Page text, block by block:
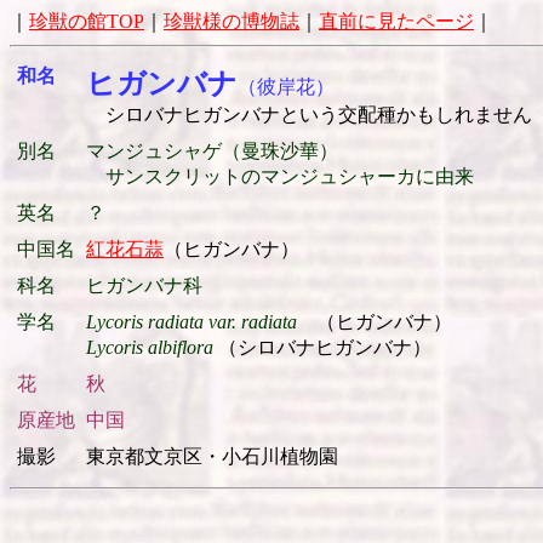
珍獣の館TOP 珍獣様の博物誌 直前に見たページ
和名 ヒガンバナ
（彼岸花）
シロバナヒガンバナという交配種かもしれません
別名
マンジュシャゲ（曼珠沙華）
サンスクリットのマンジュシャーカに由来
英名
？
中国名
紅花石蒜 （ヒガンバナ）
科名
ヒガンバナ科
学名
Lycoris radiata var. radiata
（ヒガンバナ）
Lycoris albiflora
（シロバナヒガンバナ）
花
秋
原産地 中国
撮影
東京都文京区・小石川植物園